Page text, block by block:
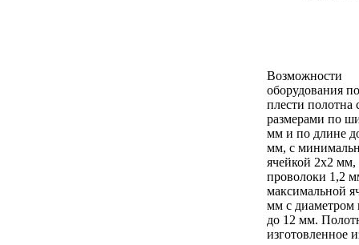
Возможности
оборудования
плести полотна
размерами по
мм и по длине
мм, с
ячейкой 2х2
проволоки 1,2
максимальной
мм с диаметром
до 12 мм.
изготовленное